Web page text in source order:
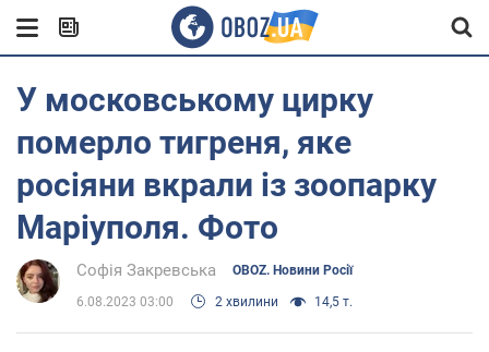
У московському цирку
померло тигреня, яке
росіяни вкрали із зоопарку
Маріуполя. Фото
Софія Закревська OBOZ. Новини Росії
6.08.2023 03:00 2 хвилини 14,5 т.